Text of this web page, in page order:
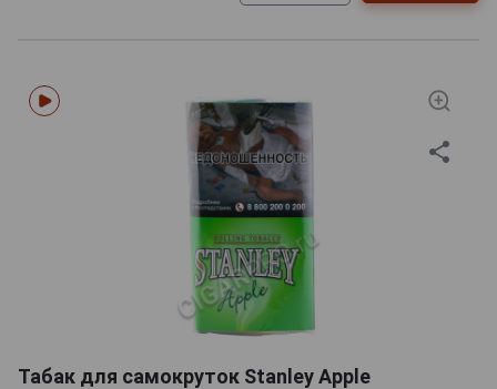
Табак для самокруток Stanley Apple